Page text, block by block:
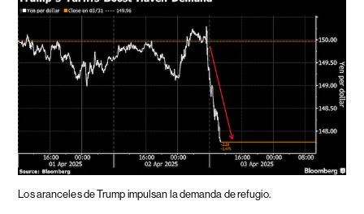
Los aranceles de Trump impulsan la demanda de refugio.